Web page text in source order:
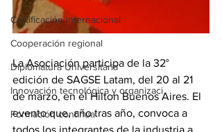
Certificación internacional
Cooperación regional
Diplomatura Universitaria
Innovación tecnológica y organizaci
Formación continua
La Asociación participa de la 32°
edición de SAGSE Latam, del 20 al 21
de marzo, en el Hilton Buenos Aires. El
evento que, año tras año, convoca a
todos los integrantes de la industria a